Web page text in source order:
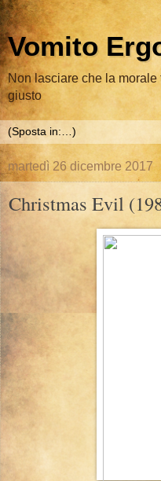
Vomito
Non lasciare che la
giusto
martedì 26 dicembre 2017
Christmas Evil